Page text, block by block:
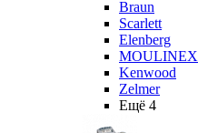
Braun
Scarlett
Elenberg
MOULINEX
Kenwood
Zelmer
Ещё 4